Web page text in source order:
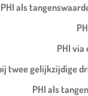
PHI als
PHI
twee gelijkzijdige
PHI als